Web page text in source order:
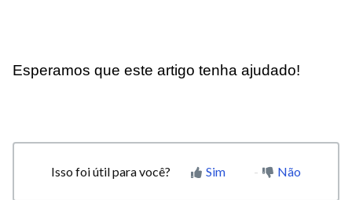
Esperamos que este artigo tenha ajudado!
Isso foi útil para você? Sim Não